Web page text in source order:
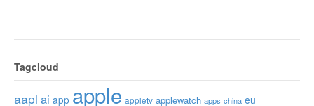
Tagcloud
aapl ai app apple appletv applewatch apps china eu